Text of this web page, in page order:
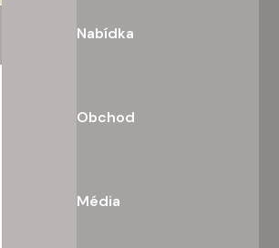
Nabídka
Obchod
Média